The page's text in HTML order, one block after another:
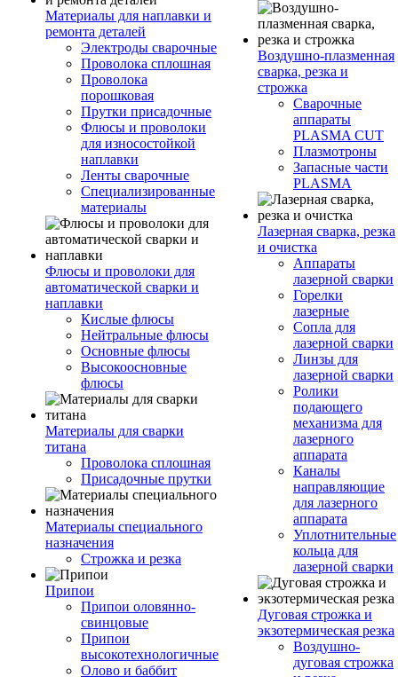
Материалы для наплавки и
ремонта деталей
Электроды сварочные
Проволока сплошная
Проволока
порошковая
Прутки присадочные
Флюсы и проволоки
для износостойкой
наплавки
Ленты сварочные
Специализированные
материалы
Флюсы и проволоки для
автоматической сварки и
наплавки
Кислые флюсы
Нейтральные флюсы
Основные флюсы
Высокоосновные
флюсы
Материалы для сварки
титана
Проволока сплошная
Присадочные прутки
Материалы специального
назначения
Строжка и резка
Припои
Припои оловянно-
свинцовые
Припои
высокотехнологичные
Олово и баббит
Воздушно-плазменная
сварка, резка и
строжка
Сварочные
аппараты
PLASMA CUT
Плазмотроны
Запасные части
PLASMA
Лазерная сварка, резка
и очистка
Аппараты
лазерной сварки
Горелки
лазерные
Сопла для
лазерной сварки
Линзы для
лазерной сварки
Ролики
подающего
механизма для
лазерного
аппарата
Каналы
направляющие
для лазерного
аппарата
Уплотнительные
кольца для
лазерной сварки
Дуговая строжка и
экзотермическая резка
Воздушно-
дуговая строжка